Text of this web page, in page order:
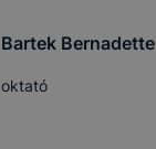
Bartek Bernadette
oktató